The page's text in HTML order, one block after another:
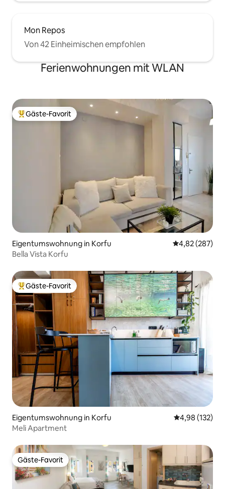
Mon Repos
Von 42 Einheimischen empfohlen
Ferienwohnungen mit WLAN
Beliebter Gäste-Favorit.
Gäste-Favorit
Eigentumswohnung in Korfu
4,82 (287)
Bella Vista Korfu
Beliebter Gäste-Favorit.
Gäste-Favorit
Eigentumswohnung in Korfu
4,98 (132)
Meli Apartment
Gäste-Favorit
Gäste-Favorit